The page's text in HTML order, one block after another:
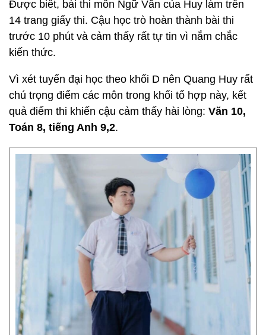
Được biết, bài thi môn Ngữ Văn của Huy làm trên
14 trang giấy thi. Cậu học trò hoàn thành bài thi
trước 10 phút và cảm thấy rất tự tin vì nắm chắc
kiến thức.
Vì xét tuyển đại học theo khối D nên Quang Huy rất
chú trọng điểm các môn trong khối tổ hợp này, kết
quả điểm thi khiến cậu cảm thấy hài lòng: Văn 10,
Toán 8, tiếng Anh 9,2.